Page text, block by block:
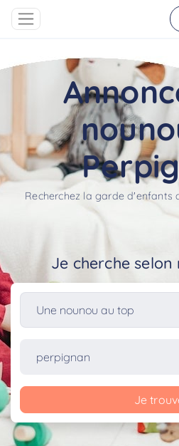
Recherchez la garde d'enfants
Je cherche
Je